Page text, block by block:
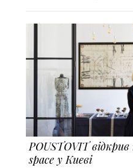
POUSTOVIT
space у Києві